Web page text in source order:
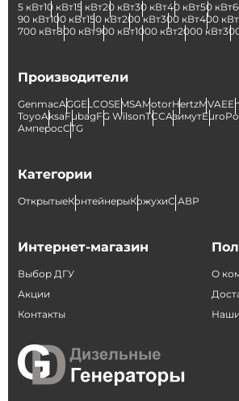
5 кВт10 кВт15 кВт20 кВт30 кВт40 кВт50 кВт
90 кВт100 кВт150 кВт200 кВт300 кВт400 кВт
700 кВт800 кВт900 кВт1000 кВт2000 кВт
Производители
GenmacAGGELCOSEMSAMotorHertzMVAE
ToyoAksaFubagFG WilsonТССАзимут
АмперосCTG
Категории
ОткрытыеКонтейнерыКожухиС АВР
Интернет-магазин
Выбор ДГУ
Акции
Контакты
О